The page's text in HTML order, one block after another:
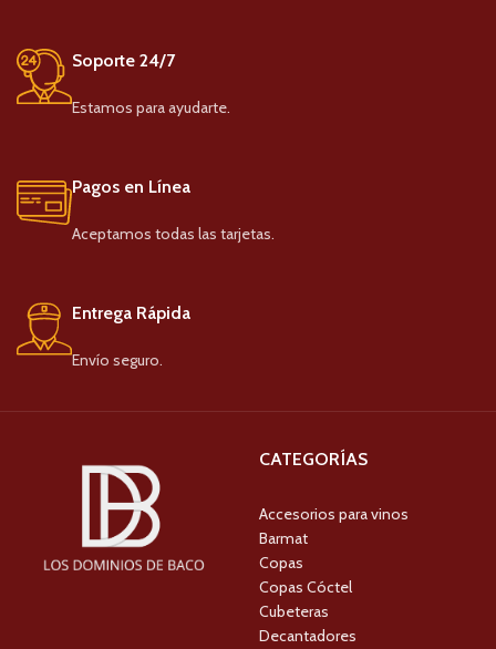
Soporte 24/7
Estamos para ayudarte.
Pagos en Línea
Aceptamos todas las tarjetas.
Entrega Rápida
Envío seguro.
CATEGORÍAS
Accesorios para vinos
Barmat
Copas
Copas Cóctel
Cubeteras
Decantadores